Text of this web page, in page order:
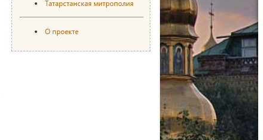
Татарстанская митрополия
О проекте